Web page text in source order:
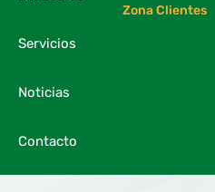
Servicios
Noticias
Contacto
Zona Clientes